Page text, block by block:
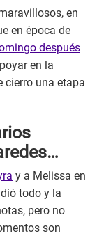
en
en época de
después
en la
cierro una etapa
y a Melissa en
todo y la
pero no
son